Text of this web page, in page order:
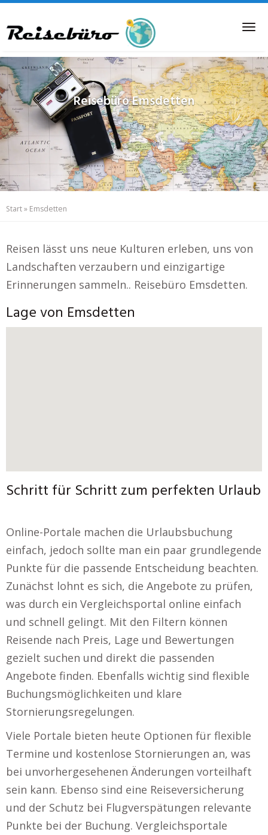
to
main
content
ReisebüroEmsdetten
Start» Emsdetten
Reisen lässt uns neue Kulturen erleben, uns von
Landschaften verzaubern und einzigartige
Erinnerungen sammeln.. Reisebüro Emsdetten.
Lage von Emsdetten
Schritt für Schritt zum perfekten Urlaub
Online-Portale machen die Urlaubsbuchung
einfach, jedoch sollte man ein paar grundlegende
Punkte für die passende Entscheidung beachten.
Zunächst lohnt es sich, die Angebote zu prüfen,
was durch ein Vergleichsportal online einfach
und schnell gelingt. Mit den Filtern können
Reisende nach Preis, Lage und Bewertungen
gezielt suchen und direkt die passenden
Angebote finden. Ebenfalls wichtig sind flexible
Buchungsmöglichkeiten und klare
Stornierungsregelungen.
Viele Portale bieten heute Optionen für flexible
Termine und kostenlose Stornierungen an, was
bei unvorhergesehenen Änderungen vorteilhaft
sein kann. Ebenso sind eine Reiseversicherung
und der Schutz bei Flugverspätungen relevante
Punkte bei der Buchung. Vergleichsportale